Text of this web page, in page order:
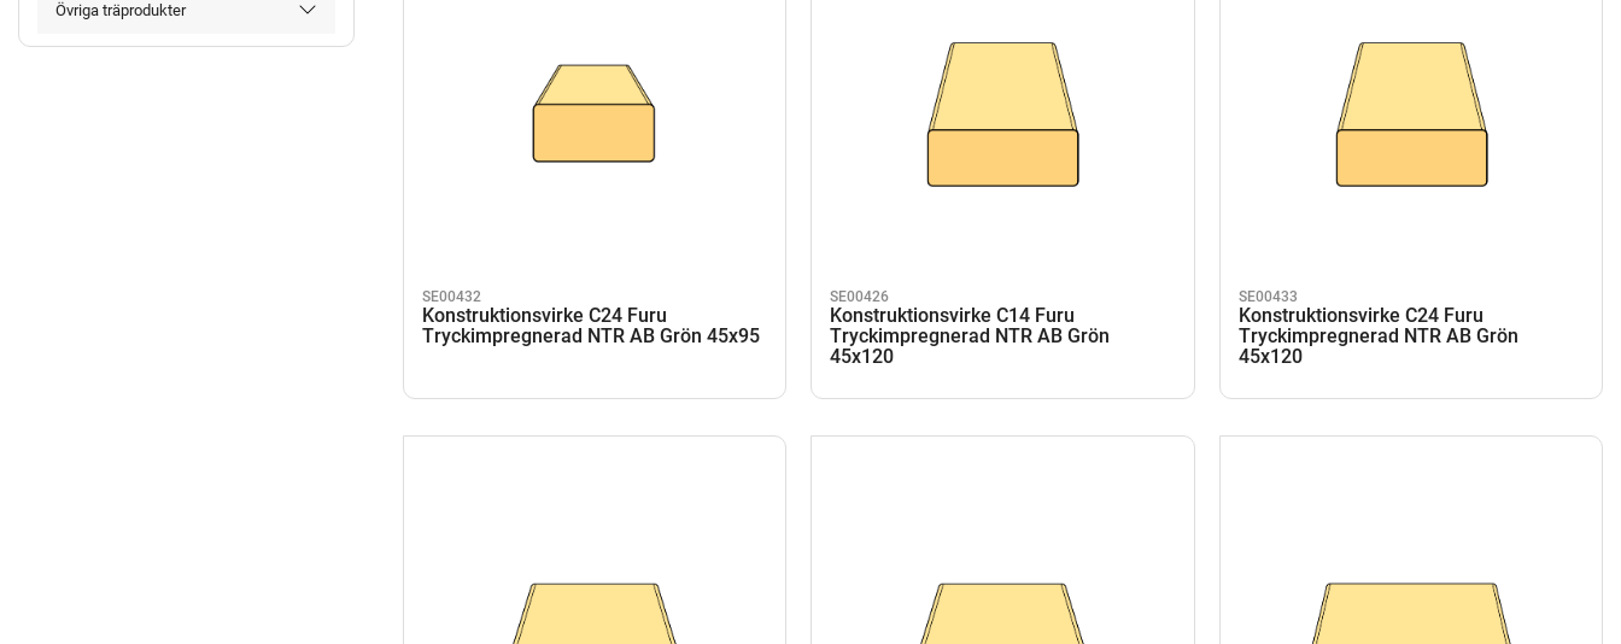
Övriga träprodukter
SE00432
Konstruktionsvirke C24 Furu
Tryckimpregnerad NTR AB Grön 45x95
SE00426
Konstruktionsvirke C14 Furu
Tryckimpregnerad NTR AB Grön
45x120
SE00433
Konstruktionsvirke C24 Furu
Tryckimpregnerad NTR AB Grön
45x120